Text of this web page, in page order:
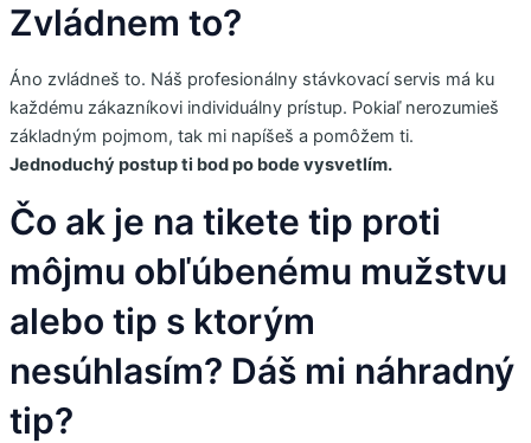
Zvládnem to?
Áno zvládneš to. Náš profesionálny stávkovací servis má ku
každému zákazníkovi individuálny prístup. Pokiaľ nerozumieš
základným pojmom, tak mi napíšeš a pomôžem ti.
Jednoduchý postup ti bod po bode vysvetlím.
Čo ak je na tikete tip proti
môjmu obľúbenému mužstvu
alebo tip s ktorým
nesúhlasím? Dáš mi náhradný
tip?